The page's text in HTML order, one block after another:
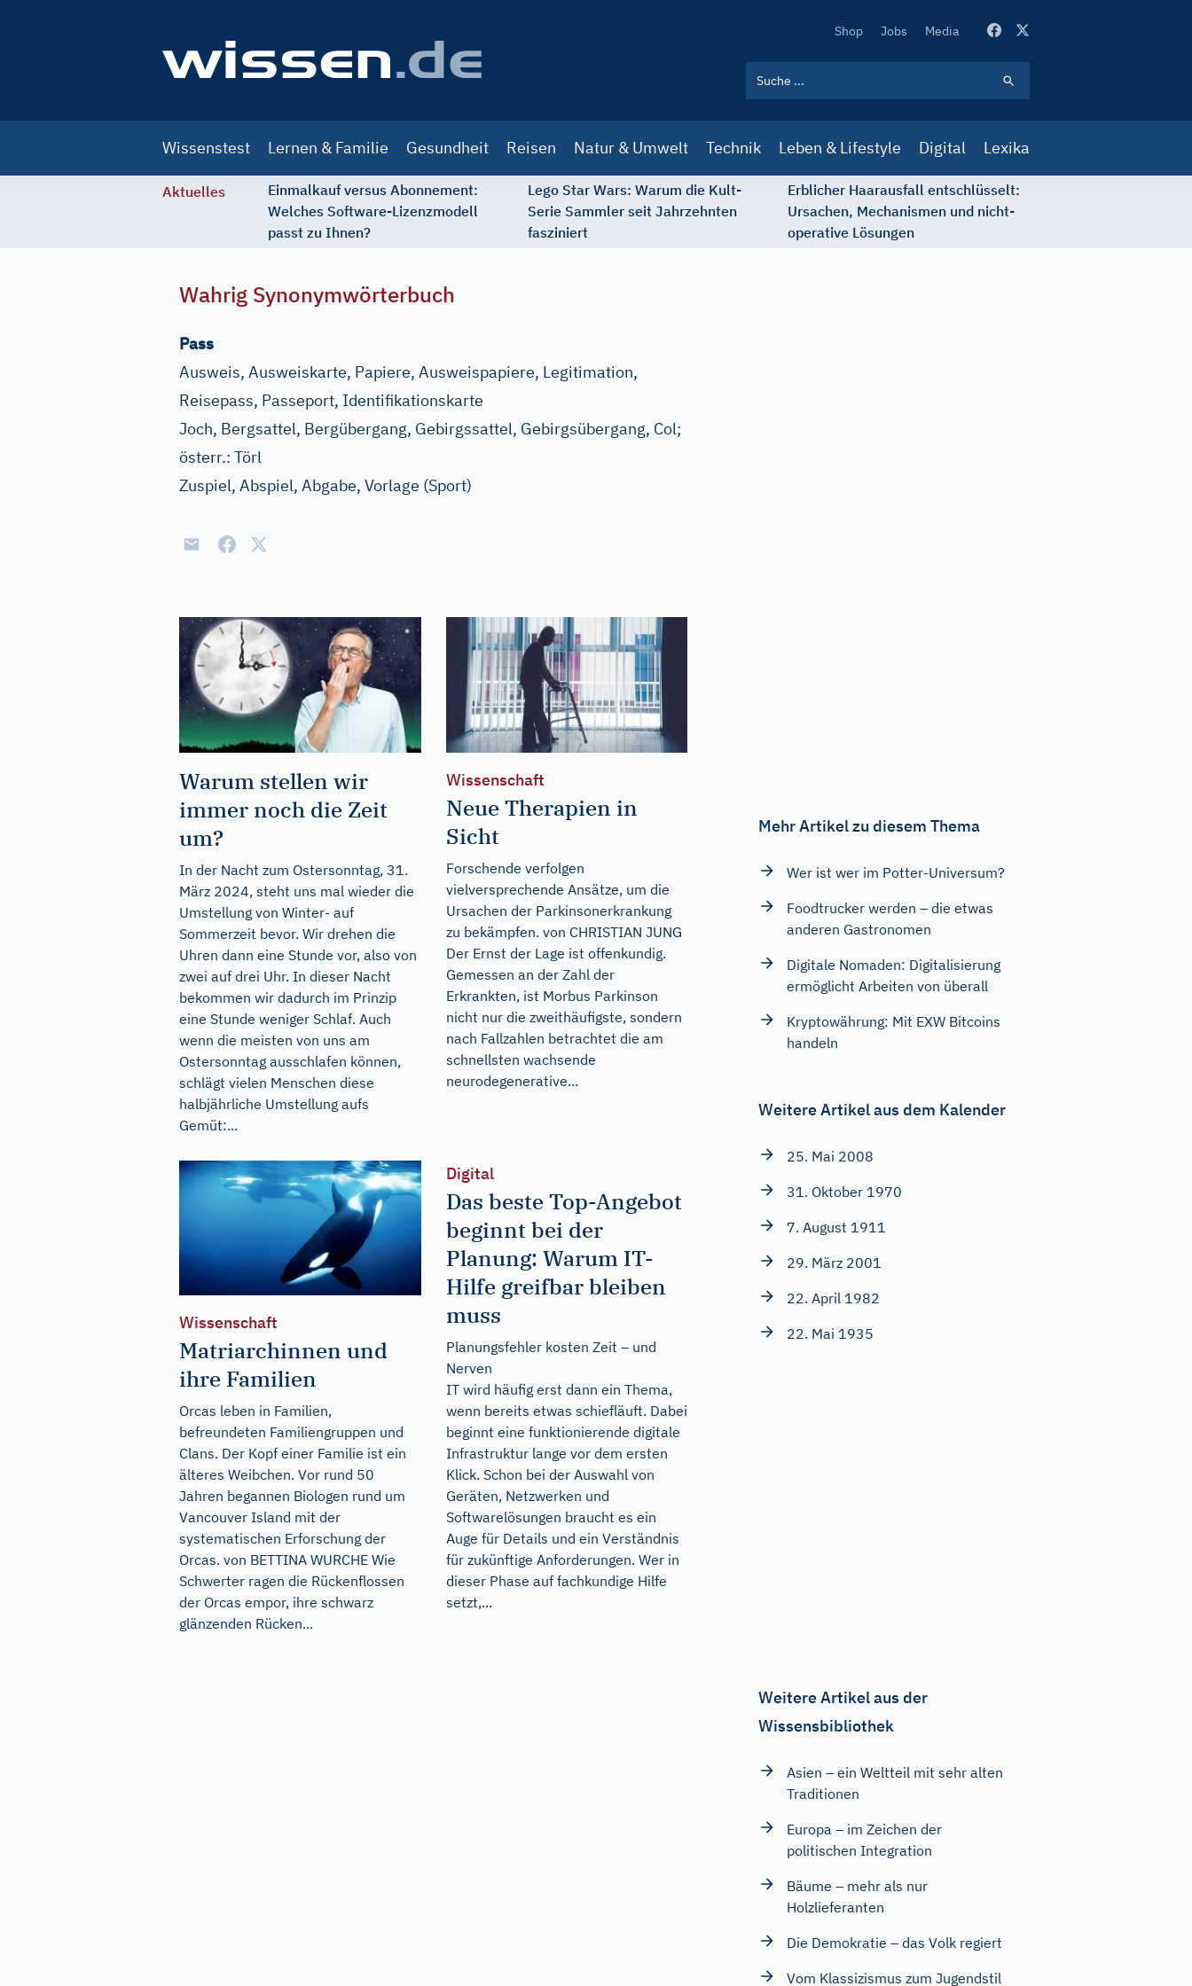
Secondary
Shop Jobs Media
navigation
Wissenstest Lernen & Familie Gesundheit Reisen Natur & Umwelt Technik Leben & Lifestyle Digital Lexika
Aktuelles
Einmalkauf versus Abonnement:
Welches Software-Lizenzmodell
passt zu Ihnen?
Lego Star Wars: Warum die Kult-
Serie Sammler seit Jahrzehnten
fasziniert
Erblicher Haarausfall entschlüsselt:
Ursachen, Mechanismen und nicht-
operative Lösungen
Wahrig Synonymwörterbuch
Pass
Ausweis, Ausweiskarte, Papiere, Ausweispapiere, Legitimation,
Reisepass, Passeport, Identifikationskarte
Joch, Bergsattel, Bergübergang, Gebirgssattel, Gebirgsübergang, Col;
österr.: Törl
Zuspiel, Abspiel, Abgabe, Vorlage (Sport)
Warum stellen wir
immer noch die Zeit
um?
In der Nacht zum Ostersonntag, 31.
März 2024, steht uns mal wieder die
Umstellung von Winter- auf
Sommerzeit bevor. Wir drehen die
Uhren dann eine Stunde vor, also von
zwei auf drei Uhr. In dieser Nacht
bekommen wir dadurch im Prinzip
eine Stunde weniger Schlaf. Auch
wenn die meisten von uns am
Ostersonntag ausschlafen können,
schlägt vielen Menschen diese
halbjährliche Umstellung aufs
Gemüt:...
Wissenschaft
Neue Therapien in
Sicht
Forschende verfolgen
vielversprechende Ansätze, um die
Ursachen der Parkinsonerkrankung
zu bekämpfen. von CHRISTIAN JUNG
Der Ernst der Lage ist offenkundig.
Gemessen an der Zahl der
Erkrankten, ist Morbus Parkinson
nicht nur die zweithäufigste, sondern
nach Fallzahlen betrachtet die am
schnellsten wachsende
neurodegenerative...
Wissenschaft
Matriarchinnen und
ihre Familien
Orcas leben in Familien,
befreundeten Familiengruppen und
Clans. Der Kopf einer Familie ist ein
älteres Weibchen. Vor rund 50
Jahren begannen Biologen rund um
Vancouver Island mit der
systematischen Erforschung der
Orcas. von BETTINA WURCHE Wie
Schwerter ragen die Rückenflossen
der Orcas empor, ihre schwarz
glänzenden Rücken...
Digital
Das beste Top-Angebot
beginnt bei der
Planung: Warum IT-
Hilfe greifbar bleiben
muss
Planungsfehler kosten Zeit – und
Nerven
IT wird häufig erst dann ein Thema,
wenn bereits etwas schiefläuft. Dabei
beginnt eine funktionierende digitale
Infrastruktur lange vor dem ersten
Klick. Schon bei der Auswahl von
Geräten, Netzwerken und
Softwarelösungen braucht es ein
Auge für Details und ein Verständnis
für zukünftige Anforderungen. Wer in
dieser Phase auf fachkundige Hilfe
setzt,...
Mehr Artikel zu diesem Thema
Wer ist wer im Potter-Universum?
Foodtrucker werden – die etwas
anderen Gastronomen
Digitale Nomaden: Digitalisierung
ermöglicht Arbeiten von überall
Kryptowährung: Mit EXW Bitcoins
handeln
Weitere Artikel aus dem Kalender
25. Mai 2008
31. Oktober 1970
7. August 1911
29. März 2001
22. April 1982
22. Mai 1935
Weitere Artikel aus der
Wissensbibliothek
Asien – ein Weltteil mit sehr alten
Traditionen
Europa – im Zeichen der
politischen Integration
Bäume – mehr als nur
Holzlieferanten
Die Demokratie – das Volk regiert
Vom Klassizismus zum Jugendstil